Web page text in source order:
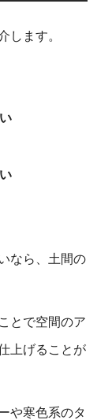
します。
なら、土間の
とで空間のア
上げることが
や寒色系のタ